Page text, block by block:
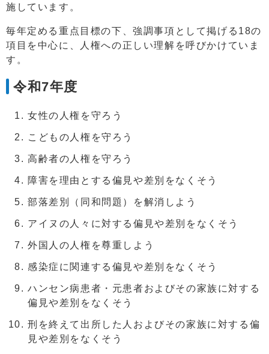
施しています。
毎年定める重点目標の下、強調事項として掲げる18の
項目を中心に、人権への正しい理解を呼びかけていま
す。
令和7年度
女性の人権を守ろう
こどもの人権を守ろう
高齢者の人権を守ろう
障害を理由とする偏見や差別をなくそう
部落差別（同和問題）を解消しよう
アイヌの人々に対する偏見や差別をなくそう
外国人の人権を尊重しよう
感染症に関連する偏見や差別をなくそう
ハンセン病患者・元患者およびその家族に対する
偏見や差別をなくそう
刑を終えて出所した人およびその家族に対する偏
見や差別をなくそう